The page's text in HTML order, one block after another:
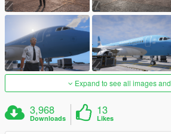
Expand to see all images
3,968
Downloads
13
Likes